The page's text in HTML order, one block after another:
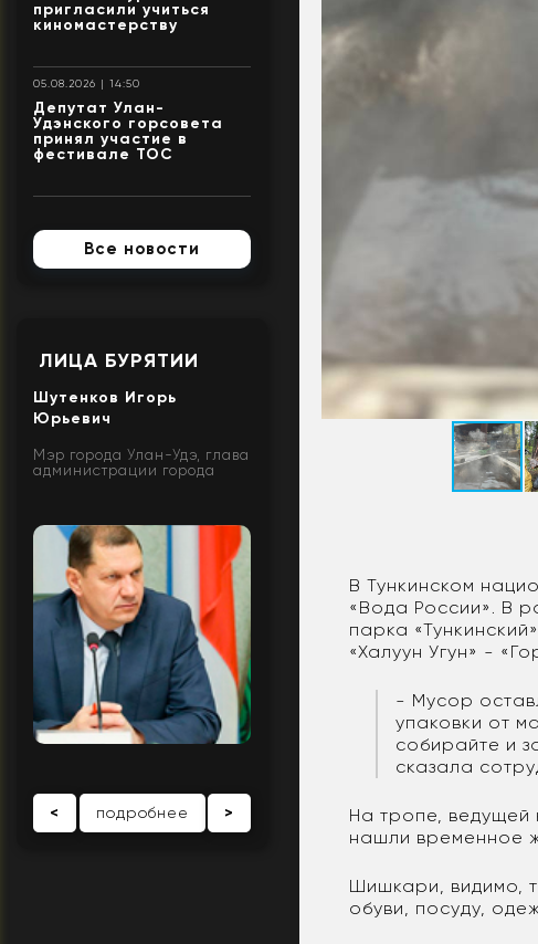
пригласили учиться
киномастерству
05.08.2026 | 14:50
Депутат Улан-
Удэнского горсовета
принял участие в
фестивале ТОС
Все новости
ЛИЦА БУРЯТИИ
Шутенков Игорь
Юрьевич
Мэр города Улан-Удэ, глава
администрации города
< подробнее >
В Тункинском
«Вода России». В
парка
«Халуун Угун» -
- Мусор
упаковки от
собирайте и
сказала
На тропе, ведущей
нашли временное
Шишкари, видимо,
обуви, посуду,